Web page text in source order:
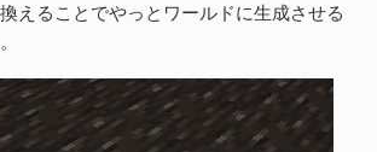
えることでやっとワールドに生成させる